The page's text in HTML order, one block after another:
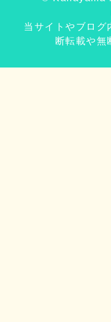
当サイトやブログ
断転載や無